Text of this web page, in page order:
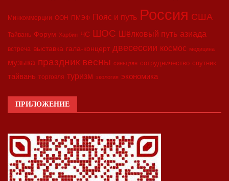
Минкоммерции ООН ПМЭФ Пояс и путь Россия США
Тайвань Форум Харбин ЧС ШОС Шёлковый путь азиада
встреча выставка гала-концерт двесессии космос медицина
музыка праздник весны синьцзян сотрудничество спутник
тайвань торговля туризм экология экономика
ПРИЛОЖЕНИЕ